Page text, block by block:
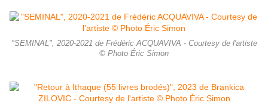
"SEMINAL", 2020-2021 de Frédéric ACQUAVIVA - Courtesy de l'artiste
© Photo Éric Simon